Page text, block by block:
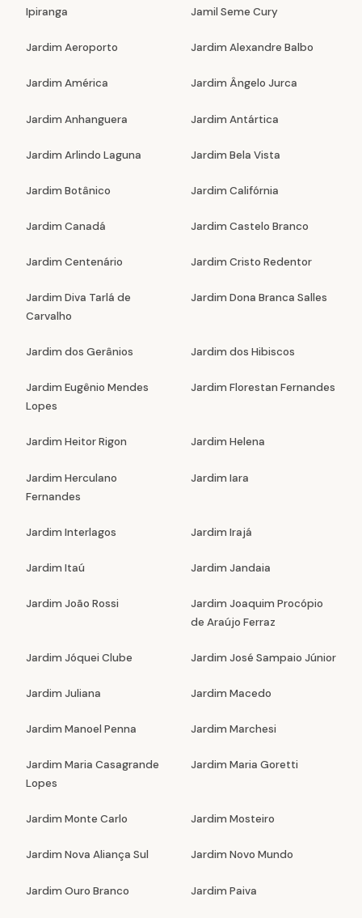
Ipiranga Jamil Seme Cury
Jardim Aeroporto Jardim Alexandre Balbo
Jardim América Jardim Ângelo Jurca
Jardim Anhanguera Jardim Antártica
Jardim Arlindo Laguna Jardim Bela Vista
Jardim Botânico Jardim Califórnia
Jardim Canadá Jardim Castelo Branco
Jardim Centenário Jardim Cristo Redentor
Jardim Diva Tarlá de
Carvalho
Jardim Dona Branca Salles
Jardim dos Gerânios Jardim dos Hibiscos
Jardim Eugênio Mendes
Lopes
Jardim Florestan Fernandes
Jardim Heitor Rigon Jardim Helena
Jardim Herculano
Fernandes
Jardim Iara
Jardim Interlagos Jardim Irajá
Jardim Itaú Jardim Jandaia
Jardim João Rossi
Jardim Joaquim Procópio
de Araújo Ferraz
Jardim Jóquei Clube Jardim José Sampaio Júnior
Jardim Juliana Jardim Macedo
Jardim Manoel Penna Jardim Marchesi
Jardim Maria Casagrande
Lopes
Jardim Maria Goretti
Jardim Monte Carlo Jardim Mosteiro
Jardim Nova Aliança Sul Jardim Novo Mundo
Jardim Ouro Branco Jardim Paiva